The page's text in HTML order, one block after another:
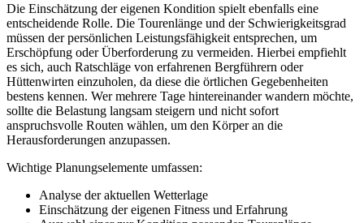
Die Einschätzung der eigenen Kondition spielt ebenfalls eine
entscheidende Rolle. Die Tourenlänge und der Schwierigkeitsgrad
müssen der persönlichen Leistungsfähigkeit entsprechen, um
Erschöpfung oder Überforderung zu vermeiden. Hierbei empfiehlt
es sich, auch Ratschläge von erfahrenen Bergführern oder
Hüttenwirten einzuholen, da diese die örtlichen Gegebenheiten
bestens kennen. Wer mehrere Tage hintereinander wandern möchte,
sollte die Belastung langsam steigern und nicht sofort
anspruchsvolle Routen wählen, um den Körper an die
Herausforderungen anzupassen.
Wichtige Planungselemente umfassen:
Analyse der aktuellen Wetterlage
Einschätzung der eigenen Fitness und Erfahrung